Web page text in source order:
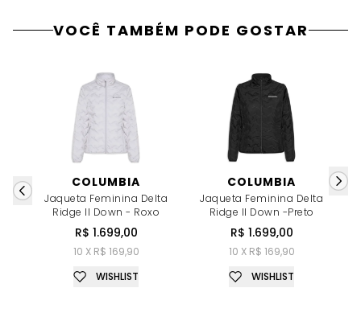
VOCÊ TAMBÉM PODE GOSTAR
COLUMBIA
Jaqueta Feminina Delta
Ridge II Down - Roxo
R$ 1.699,00
10 X R$ 169,90
WISHLIST
COLUMBIA
Jaqueta Feminina Delta
Ridge II Down -Preto
R$ 1.699,00
10 X R$ 169,90
WISHLIST